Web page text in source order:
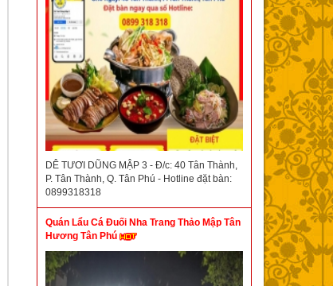
DÊ TƯƠI DŨNG MẬP 3 - Đ/c: 40 Tân Thành,
P. Tân Thành, Q. Tân Phú - Hotline đặt bàn:
0899318318
Quán Lẩu Cá Đuối Nha Trang Thảo Mập Tân
Hương Tân Phú